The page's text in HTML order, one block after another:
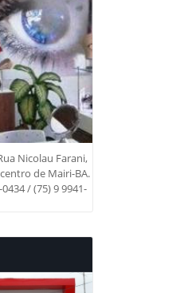
Nicolau Farani,
de Mairi-BA.
/ (75) 9 9941-